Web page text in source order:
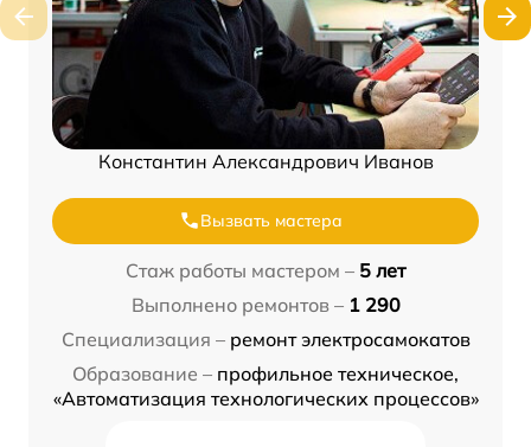
Константин Александрович Иванов
Вызвать мастера
Стаж работы мастером – 5 лет
Выполнено ремонтов – 1 290
Специализация – ремонт электросамокатов
Образование – профильное техническое,
«Автоматизация технологических процессов»